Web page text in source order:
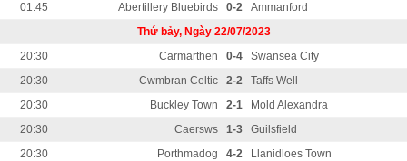
01:45
Abertillery Bluebirds 0-2
Ammanford
Thứ bảy, Ngày 22/07/2023
20:30
Carmarthen 0-4
Swansea City
20:30
Cwmbran Celtic 2-2
Taffs Well
20:30
Buckley Town 2-1
Mold Alexandra
20:30
Caersws 1-3
Guilsfield
20:30
Porthmadog 4-2
Llanidloes Town